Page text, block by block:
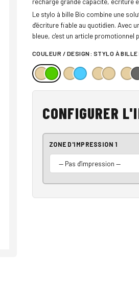
Le stylo à bille Bio combine une
d'écriture fiable au quotidien. Avec
bleue, c'est un article promotionnel
COULEUR / DESIGN: STYLO À BILLE
CONFIGURER
ZONE D'IMPRESSION 1